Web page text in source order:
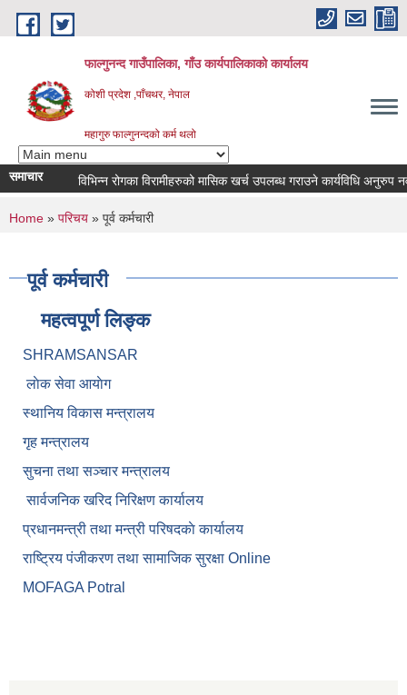
Skip to main content
फाल्गुनन्द गाउँपालिका, गाँउ कार्यपालिकाको कार्यालय
कोशी प्रदेश ,पाँचथर, नेपाल
महागुरु फाल्गुनन्दको कर्म थलो
समाचार विभिन्न रोगका विरामीहरुको मासिक खर्च उपलब्ध गराउने कार्यविधि अनुरुप
You are here
Home » परिचय » पूर्व कर्मचारी
पूर्व कर्मचारी
महत्वपूर्ण लिङ्क
SHRAMSANSAR
लाेक सेवा आयाेग
स्थानिय विकास मन्त्रालय
गृह मन्त्रालय
सुचना तथा सञ्चार मन्त्रालय
सार्वजनिक खरिद निरिक्षण कार्यालय
प्रधानमन्त्री तथा मन्त्री परिषदकाे कार्यालय
राष्ट्रिय पंजीकरण तथा सामाजिक सुरक्षा Online
MOFAGA Potral